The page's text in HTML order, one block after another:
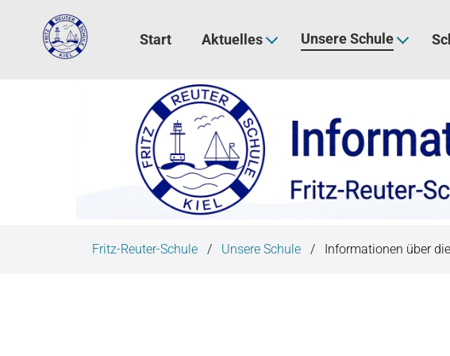
Start Aktuelles Unsere Schule
Fritz-Reuter-Schule Unsere Schule Informationen über